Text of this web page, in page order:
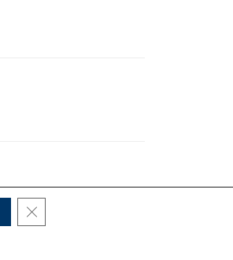
Cerrar el banner de cookies RGPD